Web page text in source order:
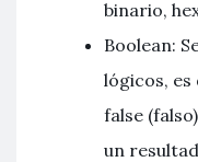
binario,
Boolean:
lógicos,
false
un